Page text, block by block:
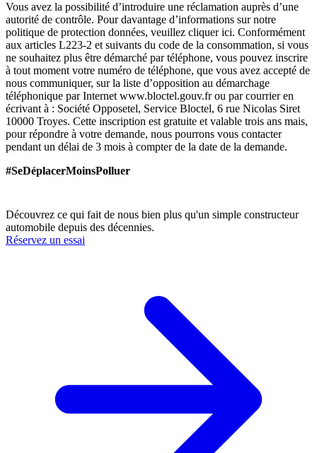
Vous avez la possibilité d’introduire une réclamation auprès d’une
autorité de contrôle. Pour davantage d’informations sur notre
politique de protection données, veuillez cliquer ici. Conformément
aux articles L223-2 et suivants du code de la consommation, si vous
ne souhaitez plus être démarché par téléphone, vous pouvez inscrire
à tout moment votre numéro de téléphone, que vous avez accepté de
nous communiquer, sur la liste d’opposition au démarchage
téléphonique par Internet www.bloctel.gouv.fr ou par courrier en
écrivant à : Société Opposetel, Service Bloctel, 6 rue Nicolas Siret
10000 Troyes. Cette inscription est gratuite et valable trois ans mais,
pour répondre à votre demande, nous pourrons vous contacter
pendant un délai de 3 mois à compter de la date de la demande.
#SeDéplacerMoinsPolluer
Découvrez ce qui fait de nous bien plus qu'un simple constructeur
automobile depuis des décennies.
Réservez un essai